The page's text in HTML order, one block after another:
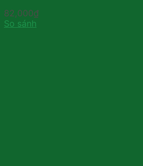
82,000₫
So sánh